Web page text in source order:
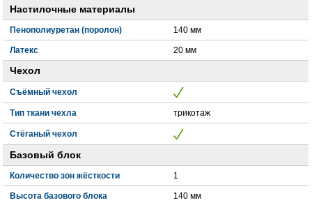
Настилочные материалы
Пенополиуретан (поролон) 140 мм
Латекс 20 мм
Чехол
Съёмный чехол
Тип ткани чехла трикотаж
Стёганый чехол
Базовый блок
Количество зон жёсткости 1
Высота базового блока 140 мм